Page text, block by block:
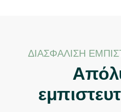
ΔΙΑΣΦΆΛΙΣΗ